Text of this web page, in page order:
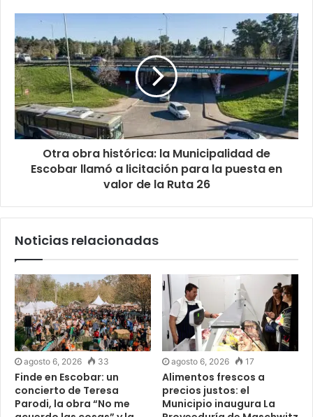
Otra obra histórica: la Municipalidad de
Escobar llamó a licitación para la puesta en
valor de la Ruta 26
Noticias relacionadas
agosto 6, 2026 33
Finde en Escobar: un
concierto de Teresa
Parodi, la obra “No me
agosto 6, 2026 17
Alimentos frescos a
precios justos: el
Municipio inaugura La